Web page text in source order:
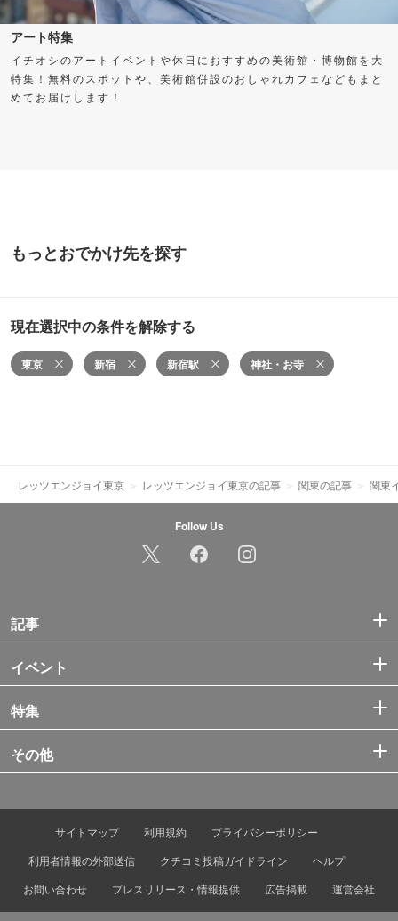
アート特集
イチオシのアートイベントや休日におすすめの美術館・博物館を大
特集！無料のスポットや、美術館併設のおしゃれカフェなどもまと
めてお届けします！
もっとおでかけ先を探す
現在選択中の条件を解除する
東京 新宿 新宿駅 神社・お寺
レッツエンジョイ東京 レッツエンジョイ東京の記事 関東の記事 関東
Follow Us
記事
イベント
特集
その他
サイトマップ 利用規約
プライバシーポリシー
利用者情報の外部送信
クチコミ投稿ガイドライン
ヘルプ
お問い合わせ
プレスリリース・情報提供 広告掲載 運営会社